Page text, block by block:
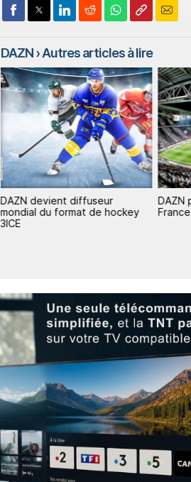
DAZN› Autres articles à lire
DAZN devient diffuseur
mondial du format de hockey
3ICE
DAZN
France